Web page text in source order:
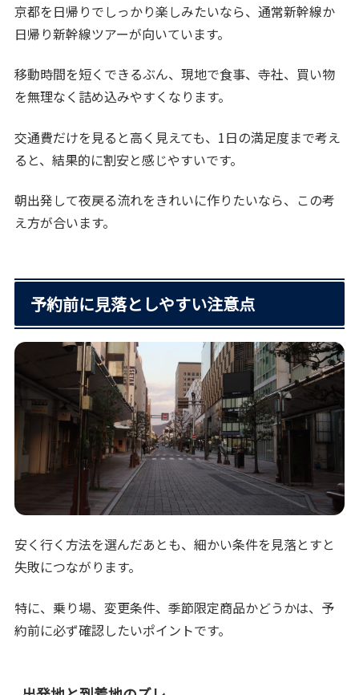
京都を日帰りでしっかり楽しみたいなら、通常新幹線か
日帰り新幹線ツアーが向いています。
移動時間を短くできるぶん、現地で食事、寺社、買い物
を無理なく詰め込みやすくなります。
交通費だけを見ると高く見えても、1日の満足度まで考え
ると、結果的に割安と感じやすいです。
朝出発して夜戻る流れをきれいに作りたいなら、この考
え方が合います。
予約前に見落としやすい注意点
安く行く方法を選んだあとも、細かい条件を見落とすと
失敗につながります。
特に、乗り場、変更条件、季節限定商品かどうかは、予
約前に必ず確認したいポイントです。